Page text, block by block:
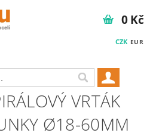
CZK EUR
0 Kč
VRTÁK
Ø18-60MM